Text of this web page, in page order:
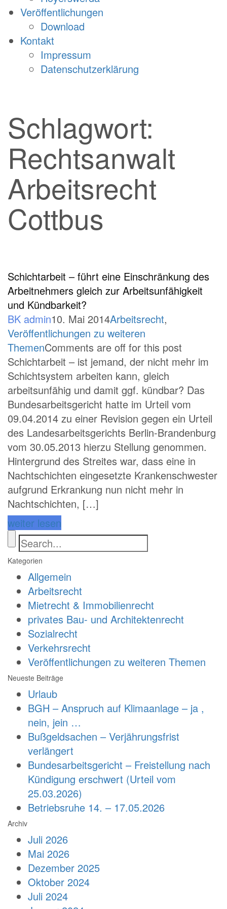
Veröffentlichungen
Download
Kontakt
Impressum
Datenschutzerklärung
Schlagwort:
Rechtsanwalt
Arbeitsrecht
Cottbus
Schichtarbeit – führt eine Einschränkung des
Arbeitnehmers gleich zur Arbeitsunfähigkeit
und Kündbarkeit?
BK admin10. Mai 2014Arbeitsrecht,
Veröffentlichungen zu weiteren
ThemenComments are off for this post
Schichtarbeit – ist jemand, der nicht mehr im
Schichtsystem arbeiten kann, gleich
arbeitsunfähig und damit ggf. kündbar? Das
Bundesarbeitsgericht hatte im Urteil vom
09.04.2014 zu einer Revision gegen ein Urteil
des Landesarbeitsgerichts Berlin-Brandenburg
vom 30.05.2013 hierzu Stellung genommen.
Hintergrund des Streites war, dass eine in
Nachtschichten eingesetzte Krankenschwester
aufgrund Erkrankung nun nicht mehr in
Nachtschichten, […]
weiter lesen
Kategorien
Allgemein
Arbeitsrecht
Mietrecht & Immobilienrecht
privates Bau- und Architektenrecht
Sozialrecht
Verkehrsrecht
Veröffentlichungen zu weiteren Themen
Neueste Beiträge
Urlaub
BGH – Anspruch auf Klimaanlage – ja ,
nein, jein …
Bußgeldsachen – Verjährungsfrist
verlängert
Bundesarbeitsgericht – Freistellung nach
Kündigung erschwert (Urteil vom
25.03.2026)
Betriebsruhe 14. – 17.05.2026
Archiv
Juli 2026
Mai 2026
Dezember 2025
Oktober 2024
Juli 2024